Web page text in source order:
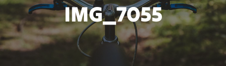
IMG_7055